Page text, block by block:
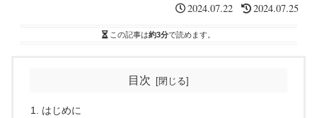
2024.07.22 2024.07.25
この記事は約3分で読めます。
目次
はじめに